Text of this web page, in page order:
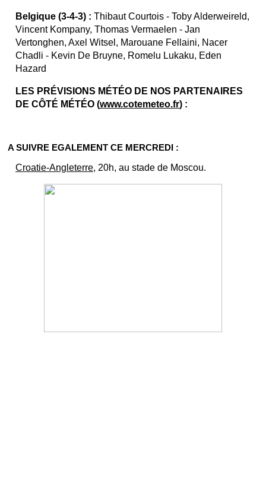
Belgique (3-4-3) : Thibaut Courtois - Toby Alderweireld,
Vincent Kompany, Thomas Vermaelen - Jan
Vertonghen, Axel Witsel, Marouane Fellaini, Nacer
Chadli - Kevin De Bruyne, Romelu Lukaku, Eden
Hazard
LES PRÉVISIONS MÉTÉO DE NOS PARTENAIRES
DE CÔTÉ MÉTÉO (www.cotemeteo.fr) :
A SUIVRE EGALEMENT CE MERCREDI :
Croatie-Angleterre, 20h, au stade de Moscou.